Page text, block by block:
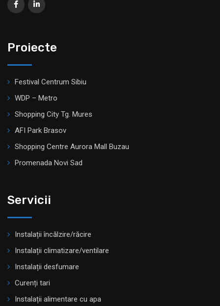
Proiecte
Festival Centrum Sibiu
WDP – Metro
Shopping City Tg. Mures
AFI Park Brasov
Shopping Centre Aurora Mall Buzau
Promenada Novi Sad
Servicii
Instalații încălzire/răcire
Instalații climatizare/ventilare
Instalații desfumare
Curenți tari
Instalații alimentare cu apa